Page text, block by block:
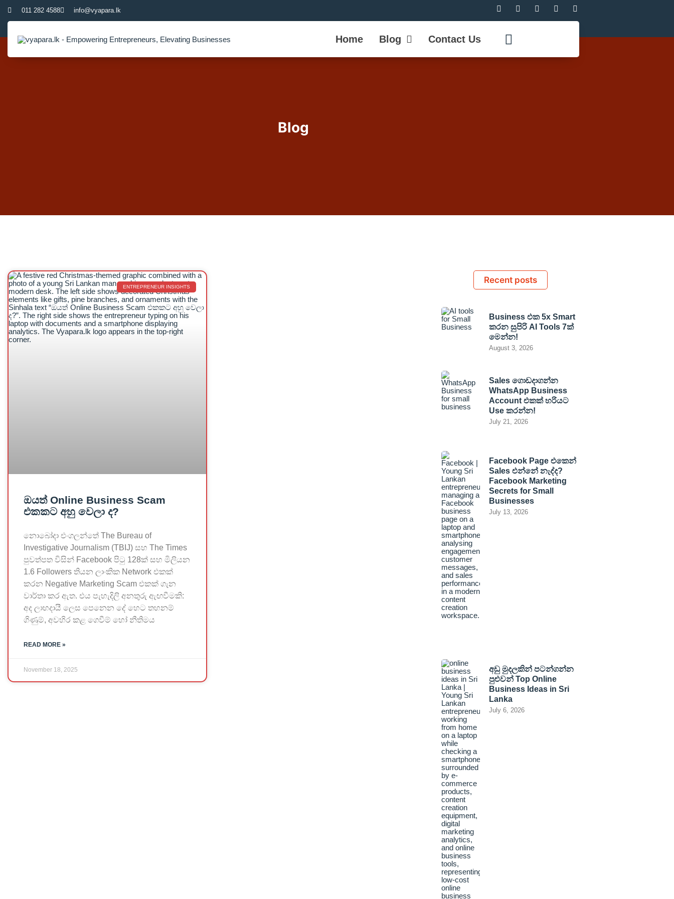
011 282 4588 info@vyapara.lk
Home Blog Contact Us
Blog
ENTREPRENEUR INSIGHTS
ඔයත් Online Business Scam
එකකට අහු වෙලා ද?
නොබෝදා එංගලන්තේ The Bureau of
Investigative Journalism (TBIJ) සහ The Times
පුවත්පත විසින් Facebook පිටු 128ක් සහ මිලියන
1.6 Followers තියන ලාංකික Network එකක්
කරන Negative Marketing Scam එකක් ගැන
වාර්තා කර ඇත. එය පැහැදිලි අනතුරු ඇඟවීමකි:
අද ලාභදායී ලෙස පෙනෙන දේ හෙට තහනම්
ගිණුම්, අවහිර කළ ගෙවීම් හෝ නීතිමය
READ MORE »
November 18, 2025
Recent posts
Business එක 5x Smart
කරන සුපිරි AI Tools 7ක්
මෙන්න!
August 3, 2026
Sales ගොඩදාගන්න
WhatsApp Business
Account එකක් හරියට
Use කරන්න!
July 21, 2026
Facebook Page එකෙන්
Sales එන්නේ නැද්ද?
Facebook Marketing
Secrets for Small
Businesses
July 13, 2026
අඩු මුදලකින් පටන්ගන්න
පුළුවන් Top Online
Business Ideas in Sri
Lanka
July 6, 2026